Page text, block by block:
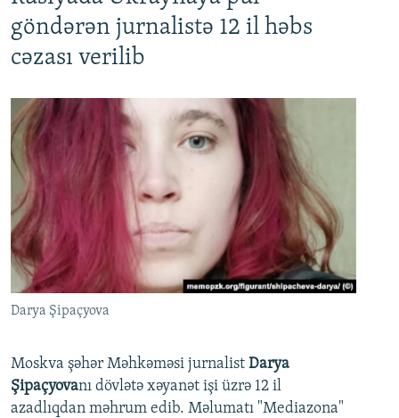
göndərən jurnalistə 12 il həbs
cəzası verilib
Darya Şipaçyova
Moskva şəhər Məhkəməsi jurnalist Darya
Şipaçyovanı dövlətə xəyanət işi üzrə 12 il
azadlıqdan məhrum edib. Məlumatı "Mediazona"